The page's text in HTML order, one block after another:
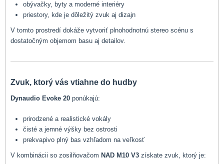
obývačky, byty a moderné interiéry
priestory, kde je dôležitý zvuk aj dizajn
V tomto prostredí dokáže vytvoriť plnohodnotnú stereo scénu s
dostatočným objemom basu aj detailov.
Zvuk, ktorý vás vtiahne do hudby
Dynaudio Evoke 20 ponúkajú:
prirodzené a realistické vokály
čisté a jemné výšky bez ostrosti
prekvapivo plný bas vzhľadom na veľkosť
V kombinácii so zosilňovačom NAD M10 V3 získate zvuk, ktorý je: